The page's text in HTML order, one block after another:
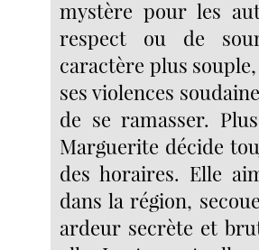
mystère pour les
respect ou de
caractère plus
ses violences
de se ramasser.
Marguerite décide
des horaires. Elle
dans la région,
ardeur secrète et